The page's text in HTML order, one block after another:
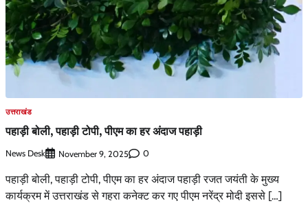
उत्तराखंड
पहाड़ी बोली, पहाड़ी टोपी, पीएम का हर अंदाज पहाड़ी
News Desk November 9, 2025 0
पहाड़ी बोली, पहाड़ी टोपी, पीएम का हर अंदाज पहाड़ी रजत जयंती के मुख्य
कार्यक्रम में उत्तराखंड से गहरा कनेक्ट कर गए पीएम नरेंद्र मोदी इससे […]